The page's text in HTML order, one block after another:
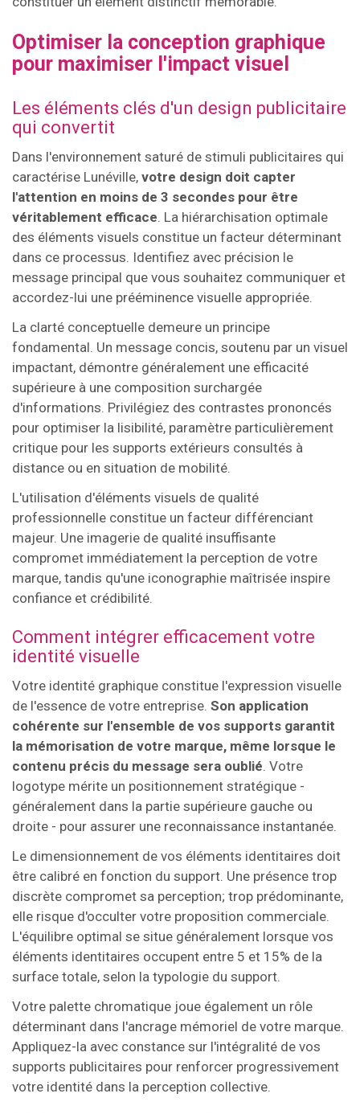
Optimiser la conception graphique
pour maximiser l'impact visuel
Les éléments clés d'un design publicitaire
qui convertit
Dans l'environnement saturé de stimuli publicitaires qui
caractérise Lunéville, votre design doit capter
l'attention en moins de 3 secondes pour être
véritablement efficace. La hiérarchisation optimale
des éléments visuels constitue un facteur déterminant
dans ce processus. Identifiez avec précision le
message principal que vous souhaitez communiquer et
accordez-lui une prééminence visuelle appropriée.
La clarté conceptuelle demeure un principe
fondamental. Un message concis, soutenu par un visuel
impactant, démontre généralement une efficacité
supérieure à une composition surchargée
d'informations. Privilégiez des contrastes prononcés
pour optimiser la lisibilité, paramètre particulièrement
critique pour les supports extérieurs consultés à
distance ou en situation de mobilité.
L'utilisation d'éléments visuels de qualité
professionnelle constitue un facteur différenciant
majeur. Une imagerie de qualité insuffisante
compromet immédiatement la perception de votre
marque, tandis qu'une iconographie maîtrisée inspire
confiance et crédibilité.
Comment intégrer efficacement votre
identité visuelle
Votre identité graphique constitue l'expression visuelle
de l'essence de votre entreprise. Son application
cohérente sur l'ensemble de vos supports garantit
la mémorisation de votre marque, même lorsque le
contenu précis du message sera oublié. Votre
logotype mérite un positionnement stratégique -
généralement dans la partie supérieure gauche ou
droite - pour assurer une reconnaissance instantanée.
Le dimensionnement de vos éléments identitaires doit
être calibré en fonction du support. Une présence trop
discrète compromet sa perception; trop prédominante,
elle risque d'occulter votre proposition commerciale.
L'équilibre optimal se situe généralement lorsque vos
éléments identitaires occupent entre 5 et 15% de la
surface totale, selon la typologie du support.
Votre palette chromatique joue également un rôle
déterminant dans l'ancrage mémoriel de votre marque.
Appliquez-la avec constance sur l'intégralité de vos
supports publicitaires pour renforcer progressivement
votre identité dans la perception collective.